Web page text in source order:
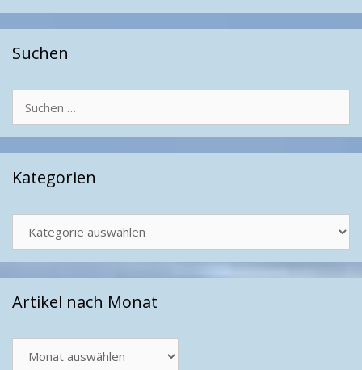
Suchen
nach:
Kategorien
Artikel nach Monat